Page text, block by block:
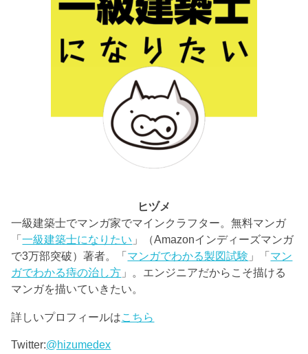
ヒヅメ
一級建築士でマンガ家でマインクラフター。無料マンガ
「一級建築士になりたい 」（Amazonインディーズマンガ
で3万部突破）著者。「マンガでわかる製図試験 」「マン
ガでわかる痔の治し方 」。エンジニアだからこそ描ける
マンガを描いていきたい。
詳しいプロフィールはこちら
Twitter:@hizumedex